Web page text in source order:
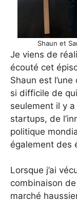
Shaun et
Je viens de
écouté cet
Shaun est
si difficile de
seulement il y
startups, de
politique
également des
Lorsque j’ai
combinaison
marché